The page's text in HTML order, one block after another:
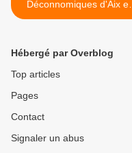
Déconnomiques d'Aix en
Provence, communiqué
Hébergé par Overblog
Top articles
Pages
Contact
Signaler un abus